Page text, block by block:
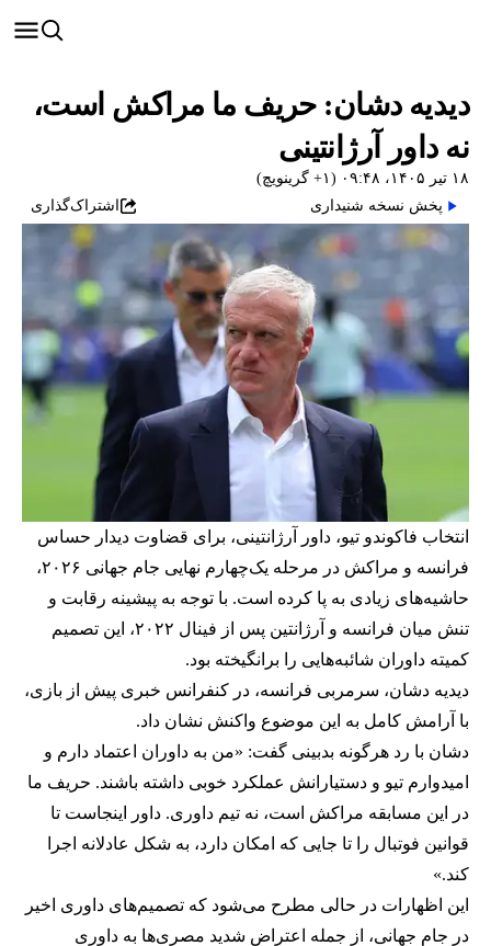
دیدیه دشان: حریف ما مراکش است،
نه داور آرژانتینی
۱۸ تیر ۱۴۰۵، ۰۹:۴۸ (‎+۱ گرینویچ)
پخش نسخه شنیداری
اشتراک‌گذاری
انتخاب فاکوندو تیو، داور آرژانتینی، برای قضاوت دیدار حساس
فرانسه و مراکش در مرحله یک‌چهارم نهایی جام جهانی ۲۰۲۶،
حاشیه‌های زیادی به پا کرده است. با توجه به پیشینه رقابت و
تنش میان فرانسه و آرژانتین پس از فینال ۲۰۲۲، این تصمیم
کمیته داوران شائبه‌هایی را برانگیخته بود.
دیدیه دشان، سرمربی فرانسه، در کنفرانس خبری پیش از بازی،
با آرامش کامل به این موضوع واکنش نشان داد.
دشان با رد هرگونه بدبینی گفت: «من به داوران اعتماد دارم و
امیدوارم تیو و دستیارانش عملکرد خوبی داشته باشند. حریف ما
در این مسابقه مراکش است، نه تیم داوری. داور اینجاست تا
قوانین فوتبال را تا جایی که امکان دارد، به شکل عادلانه اجرا
کند.»
این اظهارات در حالی مطرح می‌شود که تصمیم‌های داوری اخیر
در جام جهانی، از جمله اعتراض شدید مصری‌ها به داوری